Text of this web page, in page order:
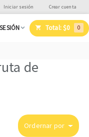
Iniciar sesión Crear cuenta
Total:$0 0
de
Ordernar por